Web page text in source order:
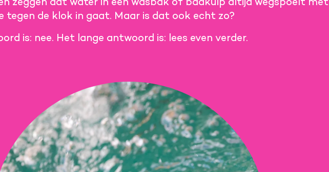
tegen de klok in gaat. Maar is dat ook echt zo?
is: nee. Het lange antwoord is: lees even verder.